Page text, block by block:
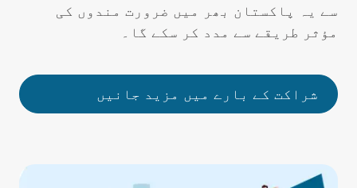
سے یہ پاکستان بھر میں ضرورت مندوں کی
مؤثر طریقے سے مدد کر سکے گا۔
شراکت کے بارے میں مزید جانیں